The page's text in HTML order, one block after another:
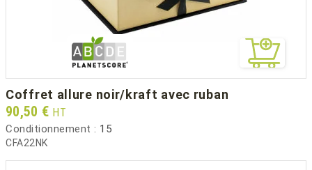
coffret allure noir/kraft avec ruban
Prix
90,50 € HT
Conditionnement : 15
CFA22NK